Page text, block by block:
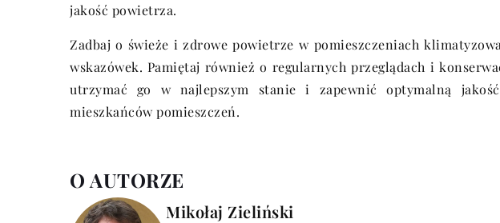
jakość powietrza.
Zadbaj o świeże i zdrowe powietrze w pomieszczeniach
wskazówek. Pamiętaj również o regularnych przeglądach i
utrzymać go w najlepszym stanie i zapewnić optymalną
mieszkańców pomieszczeń.
O AUTORZE
Mikołaj Zieliński